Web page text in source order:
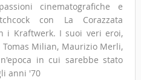
cinematografiche e
con La Corazzata
i Kraftwerk. I suoi veri eroi,
Tomas Milian, Maurizio Merli,
in cui sarebbe stato
anni '70